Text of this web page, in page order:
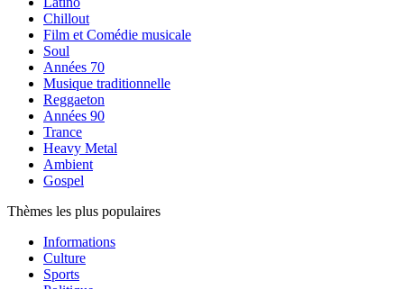
Chillout
Film et Comédie musicale
Soul
Années 70
Musique traditionnelle
Reggaeton
Années 90
Trance
Heavy Metal
Ambient
Gospel
Thèmes les plus populaires
Informations
Culture
Sports